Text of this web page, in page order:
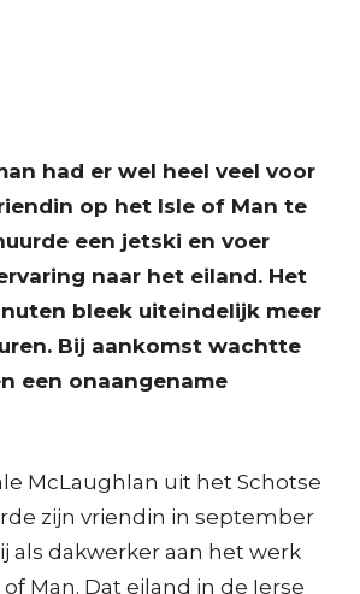
had er wel heel veel voor
op het Isle of Man te
een jetski en voer
naar het eiland. Het
bleek uiteindelijk meer
Bij aankomst wachtte
een onaangename
McLaughlan uit het Schotse
zijn vriendin in september
als dakwerker aan het werk
Man. Dat eiland in de Ierse